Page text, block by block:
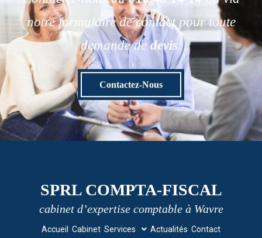
notre formulaire de contact pour toute
demande de devis.
Contactez-Nous
SPRL COMPTA-FISCAL
cabinet d’expertise comptable à Wavre
Accueil Cabinet Services Actualités Contact